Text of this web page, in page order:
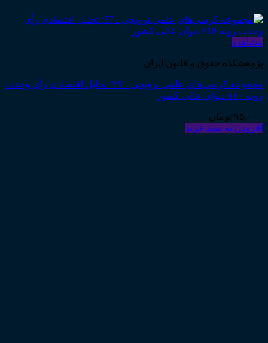
مشاهده
پژوهشکده حقوق و قانون ایران
مجموعه کرسی‌های علمی ترویجی ـ ۳۷؛ تحلیل اقتصادی رأی وحدت
رویه ۸۱۰ دیوان عالی کشور
۹۵,۰۰۰ تومان
افزودن به سبد خرید